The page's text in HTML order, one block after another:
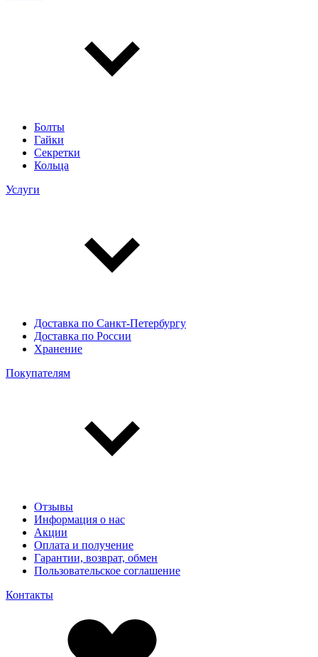
Болты
Гайки
Секретки
Кольца
Услуги
Доставка по Санкт-Петербургу
Доставка по России
Хранение
Покупателям
Отзывы
Информация о нас
Акции
Оплата и получение
Гарантии, возврат, обмен
Пользовательское соглашение
Контакты